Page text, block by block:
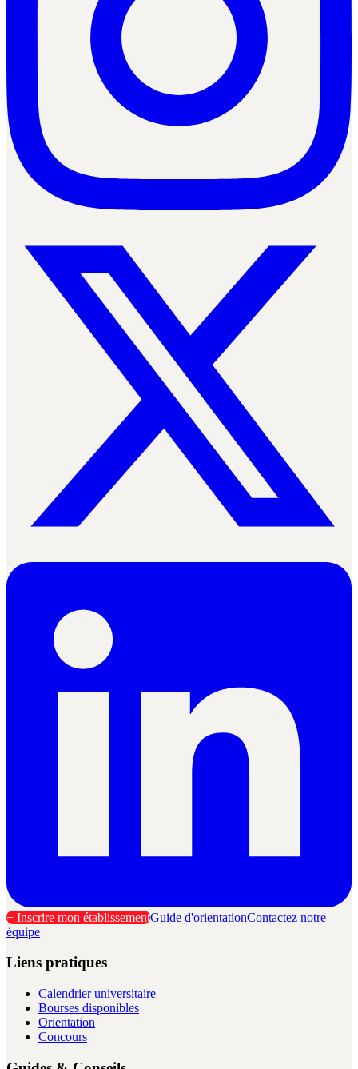
+ Inscrire mon établissementGuide d'orientationContactez notre
équipe
Liens pratiques
Calendrier universitaire
Bourses disponibles
Orientation
Concours